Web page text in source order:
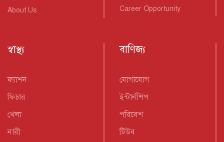
About Us
Career Opportunity
স্বাস্থ্য
ফ্যাশন
ফিচার
খেলা
নারী
বাণিজ্য
যোগাযোগ
ইন্টার্নশিপ
পরিবেশ
টিউব